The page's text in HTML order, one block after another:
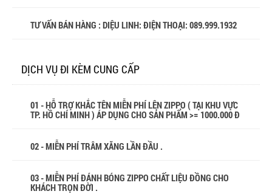
TƯ VẤN BÁN HÀNG : DIỆU LINH: ĐIỆN THOẠI: 089.999.1932
DỊCH VỤ ĐI KÈM CUNG CẤP
01 - HỖ TRỢ KHẮC TÊN MIỄN PHÍ LÊN ZIPPO ( TẠI KHU VỰC
TP. HỒ CHÍ MINH ) ÁP DỤNG CHO SẢN PHẨM >= 1000.000 Đ
02 - MIỄN PHÍ TRÂM XĂNG LẦN ĐẦU .
03 - MIỄN PHÍ ĐÁNH BÓNG ZIPPO CHẤT LIỆU ĐỒNG CHO
KHÁCH TRỌN ĐỜI .